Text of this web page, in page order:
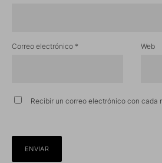
Correo electrónico * Web
Recibir un correo electrónico con cada